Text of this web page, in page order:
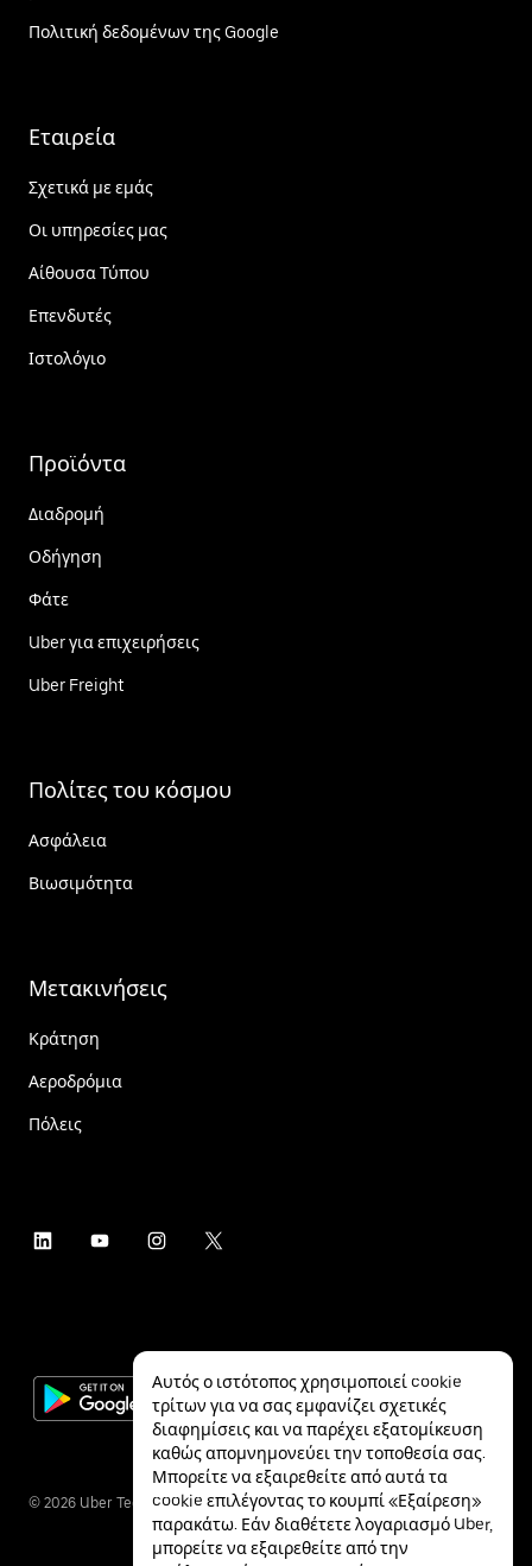
Πολιτική δεδομένων της Google
Εταιρεία
Σχετικά με εμάς
Οι υπηρεσίες μας
Αίθουσα Τύπου
Επενδυτές
Ιστολόγιο
Προϊόντα
Διαδρομή
Οδήγηση
Φάτε
Uber για επιχειρήσεις
Uber Freight
Πολίτες του κόσμου
Ασφάλεια
Βιωσιμότητα
Μετακινήσεις
Κράτηση
Αεροδρόμια
Πόλεις
© 2026 Uber Technologies Inc.
Αυτός ο ιστότοπος χρησιμοποιεί cookie
τρίτων για να σας εμφανίζει σχετικές
διαφημίσεις και να παρέχει εξατομίκευση
καθώς απομνημονεύει την τοποθεσία σας.
Μπορείτε να εξαιρεθείτε από αυτά τα
cookie επιλέγοντας το κουμπί «Εξαίρεση»
παρακάτω. Εάν διαθέτετε λογαριασμό Uber,
μπορείτε να εξαιρεθείτε από την